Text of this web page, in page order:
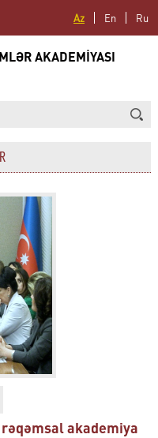
Az En Ru
AKADEMİYASI
rəqəmsal akademiya